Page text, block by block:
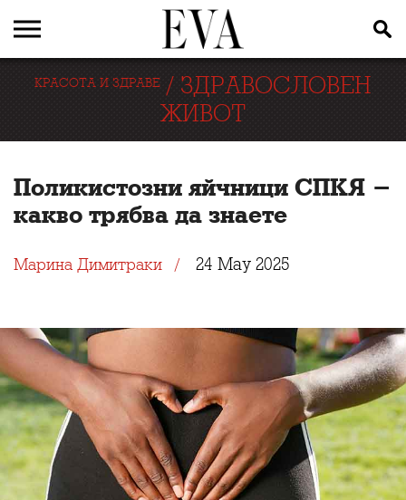
КРАСОТА И ЗДРАВЕ / ЗДРАВОСЛОВЕН
ЖИВОТ
Поликистозни яйчници CПКЯ -
какво трябва да знаете
Марина Димитраки 24 May 2025